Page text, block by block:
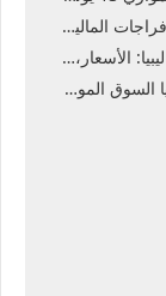
سعر سوق المشير الآن